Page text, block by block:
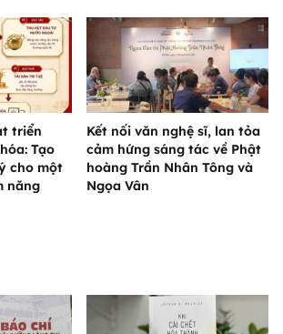
triển
Tạo
cho một
năng
Kết nối văn nghệ sĩ, lan tỏa
cảm hứng sáng tác về Phật
hoàng Trần Nhân Tông và
Ngọa Vân